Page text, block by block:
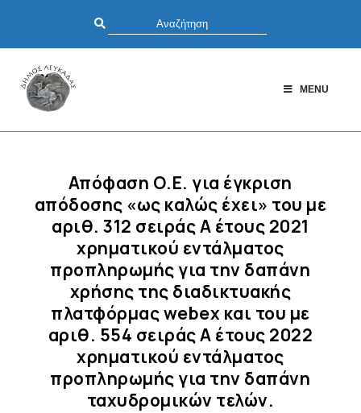
MENU
Απόφαση Ο.Ε. για έγκριση
απόδοσης «ως καλώς έχει» του με
αριθ. 312 σειράς Α έτους 2021
χρηματικού εντάλματος
προπληρωμής για την δαπάνη
χρήσης της διαδικτυακής
πλατφόρμας webex και του με
αριθ. 554 σειράς Α έτους 2022
χρηματικού εντάλματος
προπληρωμής για την δαπάνη
ταχυδρομικών τελών.